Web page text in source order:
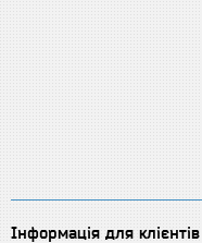
Інформація для клієнтів